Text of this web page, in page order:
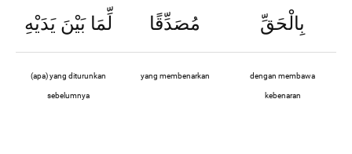
لِّمَا بَيْنَ يَدَيْهِ مُصَدِّقًا بِالْحَقِّ
(apa) yang diturunkan
sebelumnya
yang membenarkan dengan membawa
kebenaran